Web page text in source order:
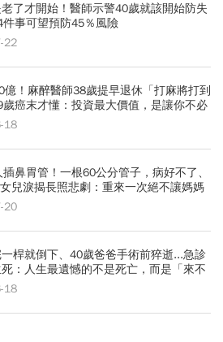
了才開始！醫師示警40歲就該開始防失
件事可望預防45％風險
22
億！麻醉醫師38歲提早退休「打麻將打到
歲癌末才懂：投資最大價值，是讓你不必
18
鼻胃管！一根60公分管子，病好不了、
兒淚揭長照悲劇：重來一次絕不讓媽媽
20
桿就倒下、40歲爸爸手術前猝逝...急診
：人生最遺憾的不是死亡，而是「來不
18